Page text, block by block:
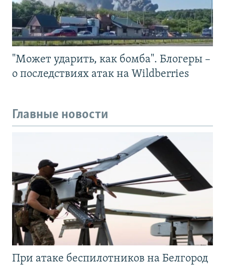
"Может ударить, как бомба". Блогеры –
о последствиях атак на Wildberries
Главные новости
При атаке беспилотников на Белгород